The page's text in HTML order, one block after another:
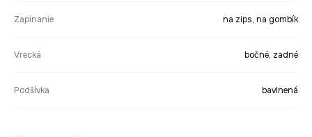
Zapínanie na zips, na gombík
Vrecká bočné, zadné
Podšívka bavlnená